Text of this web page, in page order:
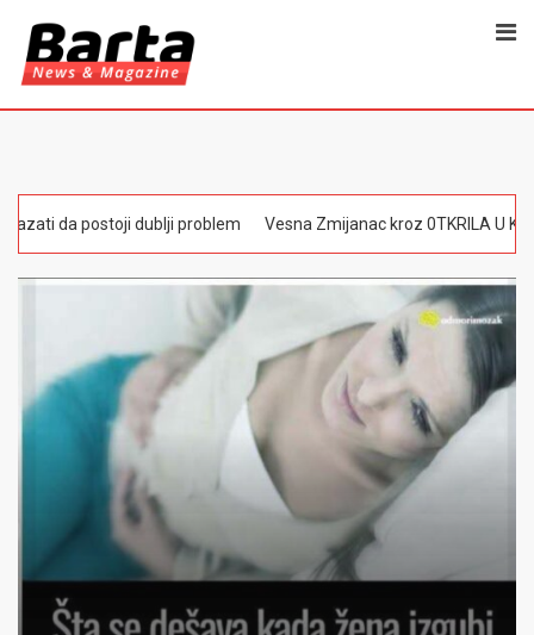
problem Vesna Zmijanac kroz 0TKRlLA U KAKV0M JE STANJU